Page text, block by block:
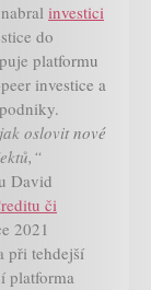
investici
do
platformu
investice a
oslovit nové
David
či
2021
při tehdejší
platforma